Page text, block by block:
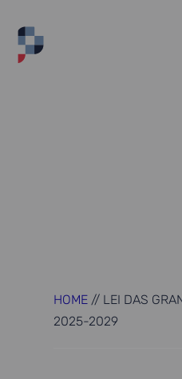
HOME // LEI DAS
2025-2029